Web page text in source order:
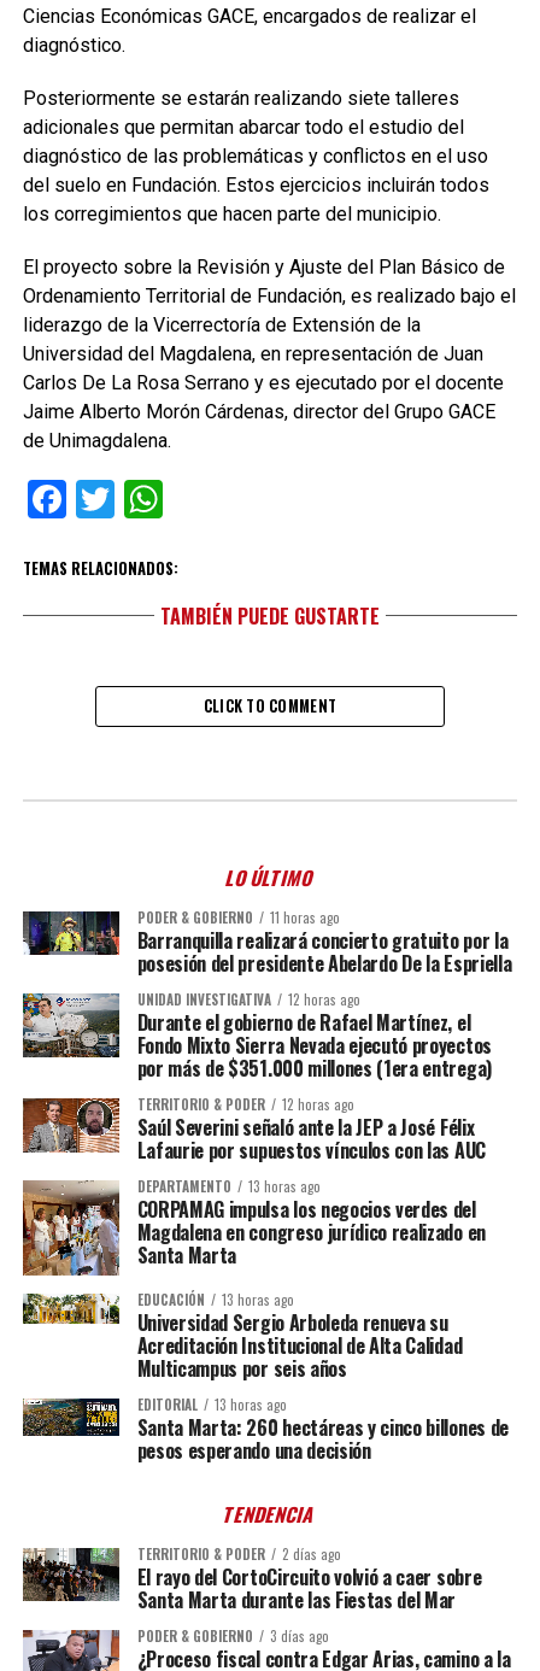
Ciencias Económicas GACE, encargados de realizar el
diagnóstico.
Posteriormente se estarán realizando siete talleres
adicionales que permitan abarcar todo el estudio del
diagnóstico de las problemáticas y conflictos en el uso
del suelo en Fundación. Estos ejercicios incluirán todos
los corregimientos que hacen parte del municipio.
El proyecto sobre la Revisión y Ajuste del Plan Básico de
Ordenamiento Territorial de Fundación, es realizado bajo el
liderazgo de la Vicerrectoría de Extensión de la
Universidad del Magdalena, en representación de Juan
Carlos De La Rosa Serrano y es ejecutado por el docente
Jaime Alberto Morón Cárdenas, director del Grupo GACE
de Unimagdalena.
Facebook
TwitterWhatsApp
TEMAS RELACIONADOS:
TAMBIÉN PUEDE GUSTARTE
CLICK TO COMMENT
LO ÚLTIMO
PODER & GOBIERNO 11 horas ago
Barranquilla realizará concierto gratuito por la
posesión del presidente Abelardo De la Espriella
UNIDAD INVESTIGATIVA 12 horas ago
Durante el gobierno de Rafael Martínez, el
Fondo Mixto Sierra Nevada ejecutó proyectos
por más de $351.000 millones (1era entrega)
TERRITORIO & PODER 12 horas ago
Saúl Severini señaló ante la JEP a José Félix
Lafaurie por supuestos vínculos con las AUC
DEPARTAMENTO 13 horas ago
CORPAMAG impulsa los negocios verdes del
Magdalena en congreso jurídico realizado en
Santa Marta
EDUCACIÓN 13 horas ago
Universidad Sergio Arboleda renueva su
Acreditación Institucional de Alta Calidad
Multicampus por seis años
EDITORIAL 13 horas ago
Santa Marta: 260 hectáreas y cinco billones de
pesos esperando una decisión
TENDENCIA
TERRITORIO & PODER 2 días ago
El rayo del CortoCircuito volvió a caer sobre
Santa Marta durante las Fiestas del Mar
PODER & GOBIERNO 3 días ago
¿Proceso fiscal contra Edgar Arias, camino a la